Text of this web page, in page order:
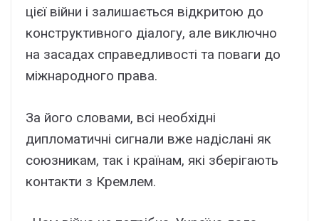
цієї війни і залишається відкритою до
конструктивного діалогу, але виключно
на засадах справедливості та поваги до
міжнародного права.
За його словами, всі необхідні
дипломатичні сигнали вже надіслані як
союзникам, так і країнам, які зберігають
контакти з Кремлем.